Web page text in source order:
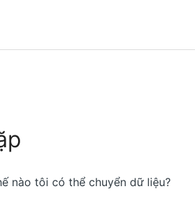
nào tôi có thể chuyển dữ liệu?